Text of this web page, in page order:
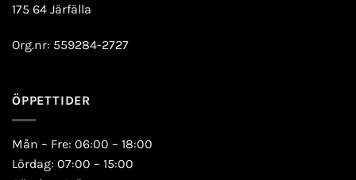
175 64 Järfälla
Org.nr: 559284-2727
ÖPPETTIDER
Mån – Fre: 06:00 – 18:00
Lördag: 07:00 – 15:00